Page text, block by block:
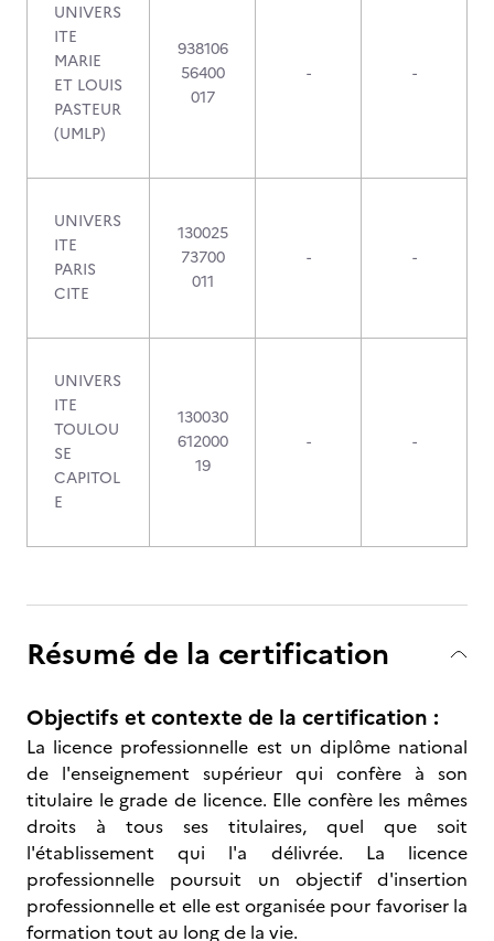
UNIVERS
ITE
MARIE
ET LOUIS
PASTEUR
(UMLP)
938106
56400
017
- -
UNIVERS
ITE
PARIS
CITE
130025
73700
011
- -
UNIVERS
ITE
TOULOU
SE
CAPITOL
E
130030
612000
19
- -
Résumé de la certification
Objectifs et contexte de la certification :
La licence professionnelle est un diplôme national
de l'enseignement supérieur qui confère à son
titulaire le grade de licence. Elle confère les mêmes
droits à tous ses titulaires, quel que soit
l'établissement qui l'a délivrée. La licence
professionnelle poursuit un objectif d'insertion
professionnelle et elle est organisée pour favoriser la
formation tout au long de la vie.